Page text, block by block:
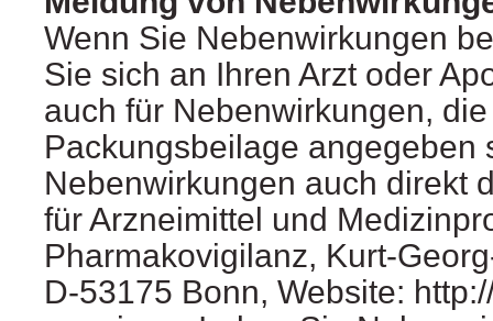
Wenn Sie Nebenwirkungen
Sie sich an Ihren Arzt oder
auch für Nebenwirkungen,
Packungsbeilage angegeben
Nebenwirkungen auch direkt
für Arzneimittel und
Pharmakovigilanz, Kurt-
D-53175 Bonn, Website: